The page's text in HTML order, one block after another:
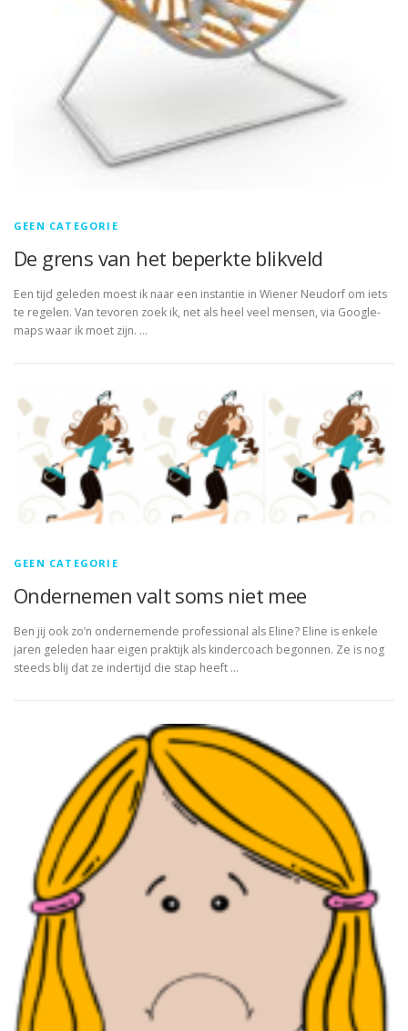
GEEN CATEGORIE
De grens van het beperkte blikveld
Een tijd geleden moest ik naar een instantie in Wiener Neudorf om iets
te regelen. Van tevoren zoek ik, net als heel veel mensen, via Google-
maps waar ik moet zijn. …
GEEN CATEGORIE
Ondernemen valt soms niet mee
Ben jij ook zo’n ondernemende professional als Eline? Eline is enkele
jaren geleden haar eigen praktijk als kindercoach begonnen. Ze is nog
steeds blij dat ze indertijd die stap heeft …